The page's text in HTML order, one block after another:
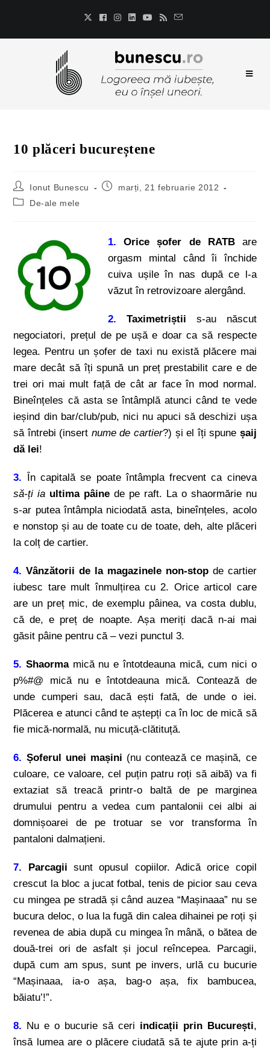
10 plăceri bucureștene
Ionut Bunescu
marți, 21 februarie 2012
De-ale mele
1. Orice șofer de RATBare
orgasm mintal când îi închide
cuiva ușile în nas după ce l-a
văzut în retrovizoare alergând.
2. Taximetriștii s-au născut
negociatori, prețul de pe ușă e doar ca să respecte
legea. Pentru un șofer de taxi nu există plăcere mai
mare decât să îți spună un preț prestabilit care e de
trei ori mai mult față de cât ar face în mod normal.
Bineînțeles că asta se întâmplă atunci când te vede
ieșind din bar/club/pub, nici nu apuci să deschizi ușa
să întrebi (insert nume de cartier?) și el îți spune șaij
dă lei!
3. În capitală se poate întâmpla frecvent ca cineva
să-ți ia ultima pâine de pe raft. La o shaormărie nu
s-ar putea întâmpla niciodată asta, bineînțeles, acolo
e nonstop și au de toate cu de toate, deh, alte plăceri
la colț de cartier.
4.Vânzătorii de la magazinele non-stopde cartier
iubesc tare mult înmulțirea cu 2. Orice articol care
are un preț mic, de exemplu pâinea, va costa dublu,
că de, e preț de noapte. Așa meriți dacă n-ai mai
găsit pâine pentru că – vezi punctul 3.
5.Shaormamică nu e întotdeauna mică, cum nici o
p%#@ mică nu e întotdeauna mică. Contează de
unde cumperi sau, dacă ești fată, de unde o iei.
Plăcerea e atunci când te aștepți ca în loc de mică să
fie mică-normală, nu micuță-clătituță.
6. Șoferul unei mașini (nu contează ce mașină, ce
culoare, ce valoare, cel puțin patru roți să aibă) va fi
extaziat să treacă printr-o baltă de pe marginea
drumului pentru a vedea cum pantalonii cei albi ai
domnișoarei de pe trotuar se vor transforma în
pantaloni dalmațieni.
7. Parcagii sunt opusul copiilor. Adică orice copil
crescut la bloc a jucat fotbal, tenis de picior sau ceva
cu mingea pe stradă și când auzea “Mașinaaa” nu se
bucura deloc, o lua la fugă din calea dihainei pe roți și
revenea de abia după cu mingea în mână, o bătea de
două-trei ori de asfalt și jocul reîncepea. Parcagii,
după cum am spus, sunt pe invers, urlă cu bucurie
“Mașinaaa, ia-o așa, bag-o așa, fix bambucea,
băiatu’!”.
8. Nu e o bucurie să ceri indicații prin București,
însă lumea are o plăcere ciudată să te ajute prin a-ți